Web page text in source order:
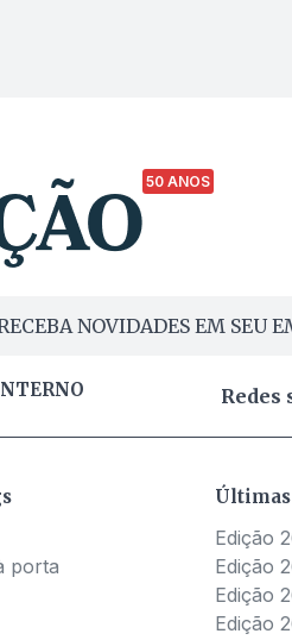
50 ANOS
NOVIDADES EM SEU
Redes
porta
Edição
Edição
Edição
Edição